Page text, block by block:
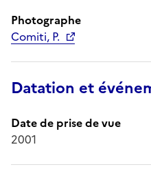
Photographe
Comiti, P.
Datation et
Date de prise de vue
2001